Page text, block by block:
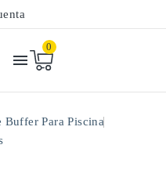

0
Para Piscina